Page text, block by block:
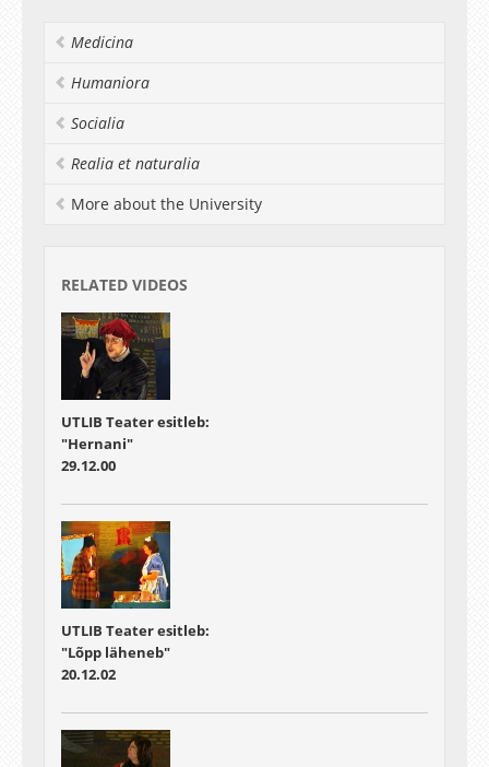
Martin Hallik, Svea Pärsimägi, Tiit Võlli, Kertu Uri.
* Salvestatud: TÜ Raamatukogus 28.12.2007.
Medicina
Humaniora
Socialia
Realia et naturalia
More about the University
RELATED VIDEOS
UTLIB Teater esitleb:
"Hernani"
29.12.00
UTLIB Teater esitleb:
"Lõpp läheneb"
20.12.02